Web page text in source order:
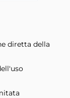
diretta della